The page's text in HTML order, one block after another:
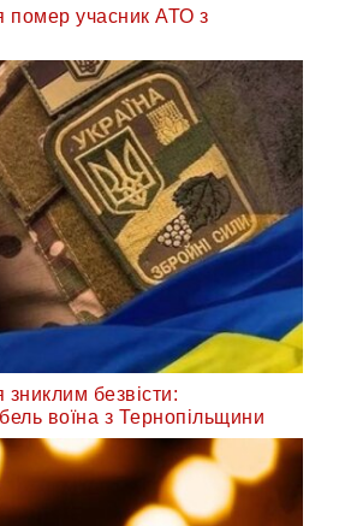
помер учасник АТО з
безвісти:
воїна з Тернопільщини